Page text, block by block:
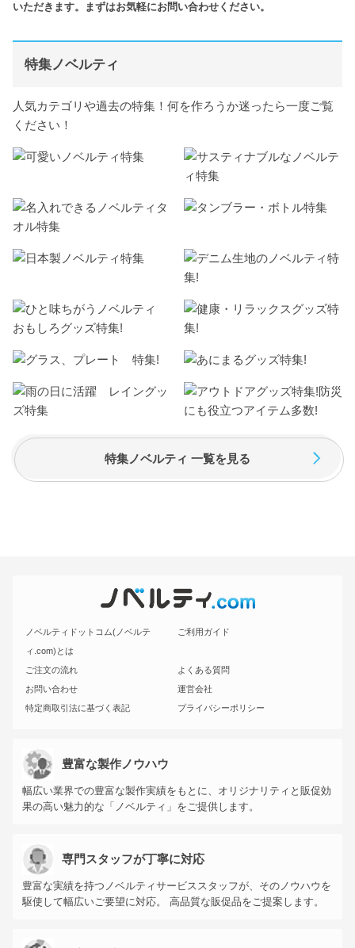
いただきます。まずはお気軽にお問い合わせください。
特集ノベルティ
人気カテゴリや過去の特集！何を作ろうか迷ったら一度ご覧
ください！
特集ノベルティ 一覧を見る
ノベルティドットコム(ノベルテ
ィ.com)とは
ご利用ガイド
ご注文の流れ
よくある質問
お問い合わせ
運営会社
特定商取引法に基づく表記
プライバシーポリシー
豊富な製作ノウハウ
幅広い業界での豊富な製作実績をもとに、オリジナリティと販促効
果の高い魅力的な「ノベルティ」をご提供します。
専門スタッフが丁寧に対応
豊富な実績を持つノベルティサービススタッフが、そのノウハウを
駆使して幅広いご要望に対応。 高品質な販促品をご提案します。